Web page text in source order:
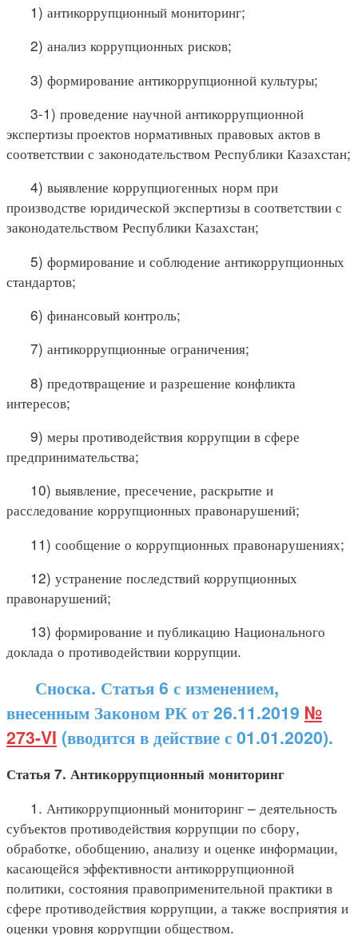
1) антикоррупционный мониторинг;
2) анализ коррупционных рисков;
3) формирование антикоррупционной культуры;
3-1) проведение научной антикоррупционной
экспертизы проектов нормативных правовых актов в
соответствии с законодательством Республики Казахстан;
4) выявление коррупциогенных норм при
производстве юридической экспертизы в соответствии с
законодательством Республики Казахстан;
5) формирование и соблюдение антикоррупционных
стандартов;
6) финансовый контроль;
7) антикоррупционные ограничения;
8) предотвращение и разрешение конфликта
интересов;
9) меры противодействия коррупции в сфере
предпринимательства;
10) выявление, пресечение, раскрытие и
расследование коррупционных правонарушений;
11) сообщение о коррупционных правонарушениях;
12) устранение последствий коррупционных
правонарушений;
13) формирование и публикацию Национального
доклада о противодействии коррупции.
Сноска. Статья 6 с изменением,
внесенным Законом РК от 26.11.2019 №
273-VI (вводится в действие с 01.01.2020).
Статья 7. Антикоррупционный мониторинг
1. Антикоррупционный мониторинг – деятельность
субъектов противодействия коррупции по сбору,
обработке, обобщению, анализу и оценке информации,
касающейся эффективности антикоррупционной
политики, состояния правоприменительной практики в
сфере противодействия коррупции, а также восприятия и
оценки уровня коррупции обществом.